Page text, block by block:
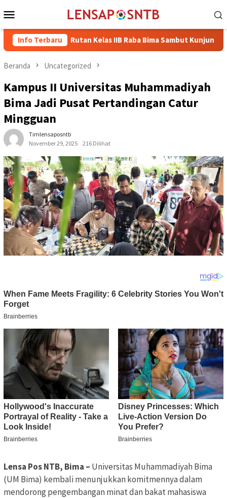
ke
Mobile
Info Terbaru
Rutan Kelas IIB Raba Bima Sambut Kunjungan Pj. Wali
Beranda Uncategorized
Kampus II Universitas Muhammadiyah
Bima Jadi Pusat Pertandingan Catur
Mingguan
Timlensaposntb
November 29, 2025
216 Dilihat
Lensa Pos NTB, Bima – Universitas Muhammadiyah Bima
(UM Bima) kembali menunjukkan komitmennya dalam
mendorong pengembangan minat dan bakat mahasiswa